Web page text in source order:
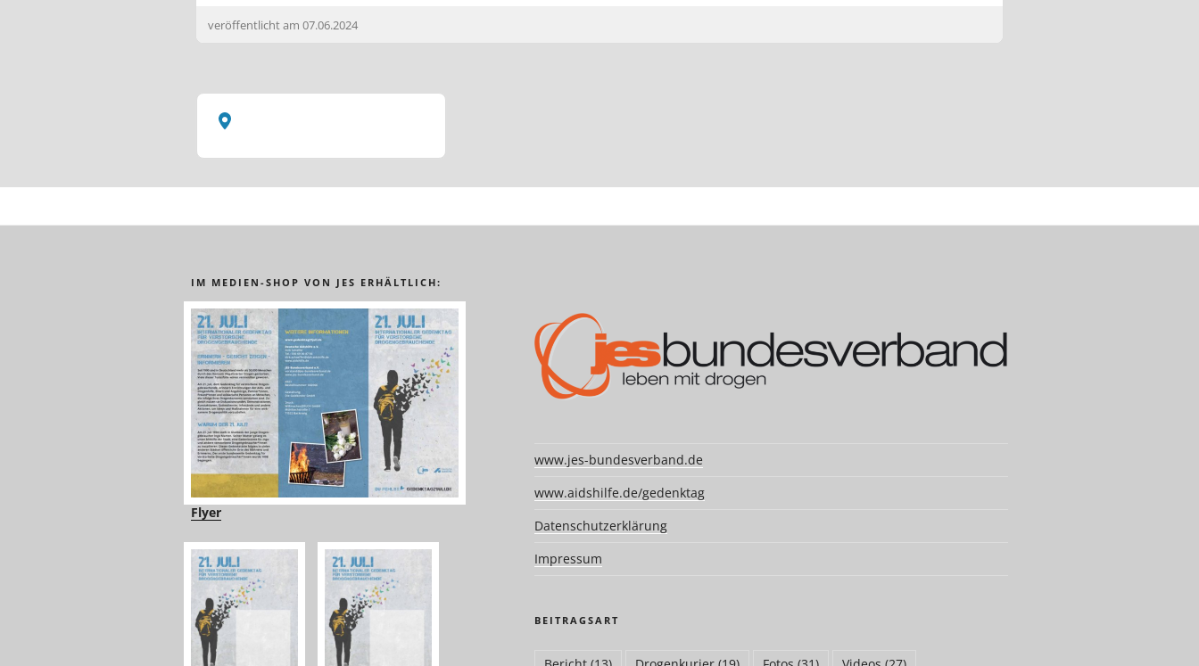
veröffentlicht am 07.06.2024
IM MEDIEN-SHOP VON JES ERHÄLTLICH:
Flyer
www.jes-bundesverband.de
www.aidshilfe.de/gedenktag
Datenschutzerklärung
Impressum
BEITRAGSART